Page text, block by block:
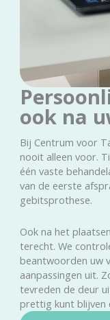
ook na
Bij Centrum voor
nooit alleen voor.
één vaste
van de eerste
gebitsprothese.
Ook na het
terecht. We
beantwoorden uw
aanpassingen uit.
tevreden de deur
prettig kunt blijven